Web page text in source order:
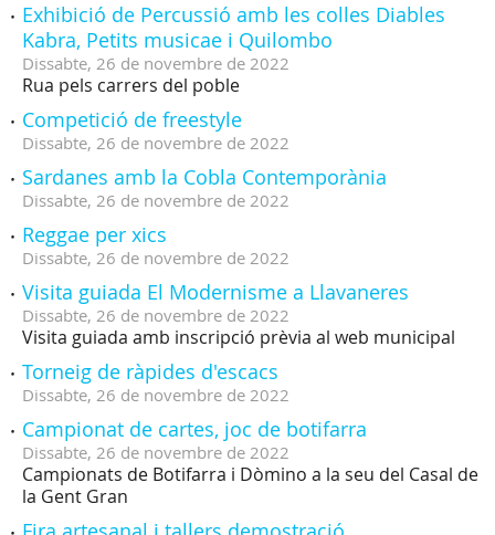
Exhibició de Percussió amb les colles Diables
Kabra, Petits musicae i Quilombo
Dissabte, 26 de novembre de 2022
Rua pels carrers del poble
Competició de freestyle
Dissabte, 26 de novembre de 2022
Sardanes amb la Cobla Contemporània
Dissabte, 26 de novembre de 2022
Reggae per xics
Dissabte, 26 de novembre de 2022
Visita guiada El Modernisme a Llavaneres
Dissabte, 26 de novembre de 2022
Visita guiada amb inscripció prèvia al web municipal
Torneig de ràpides d'escacs
Dissabte, 26 de novembre de 2022
Campionat de cartes, joc de botifarra
Dissabte, 26 de novembre de 2022
Campionats de Botifarra i Dòmino a la seu del Casal de
la Gent Gran